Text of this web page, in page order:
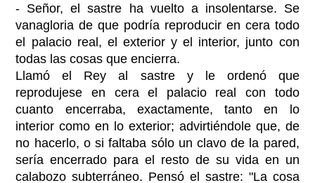
- Señor, el sastre ha vuelto a insolentarse. Se
vanagloria de que podría reproducir en cera todo
el palacio real, el exterior y el interior, junto con
todas las cosas que encierra.
Llamó el Rey al sastre y le ordenó que
reprodujese en cera el palacio real con todo
cuanto encerraba, exactamente, tanto en lo
interior como en lo exterior; advirtiéndole que, de
no hacerlo, o si faltaba sólo un clavo de la pared,
sería encerrado para el resto de su vida en un
calabozo subterráneo. Pensó el sastre: "La cosa